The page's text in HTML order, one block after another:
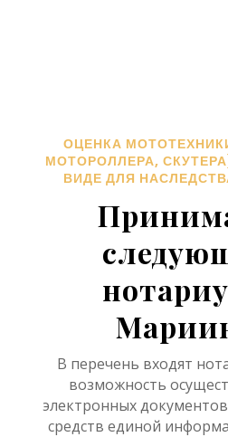
ОЦЕНКА
МОТОРОЛЛЕРА,
ВИДЕ ДЛЯ
В перечень входят
возможность
электронных
средств единой